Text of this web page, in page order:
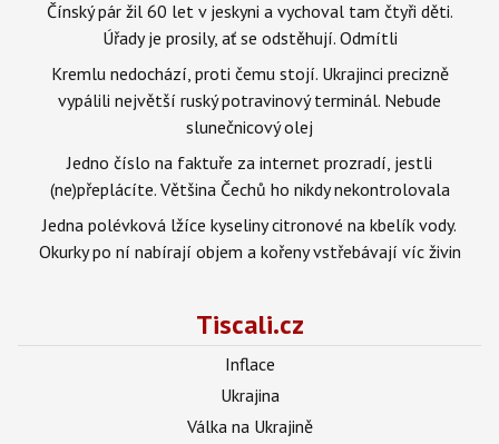
Čínský pár žil 60 let v jeskyni a vychoval tam čtyři děti.
Úřady je prosily, ať se odstěhují. Odmítli
Kremlu nedochází, proti čemu stojí. Ukrajinci precizně
vypálili největší ruský potravinový terminál. Nebude
slunečnicový olej
Jedno číslo na faktuře za internet prozradí, jestli
(ne)přeplácíte. Většina Čechů ho nikdy nekontrolovala
Jedna polévková lžíce kyseliny citronové na kbelík vody.
Okurky po ní nabírají objem a kořeny vstřebávají víc živin
Tiscali.cz
Inflace
Ukrajina
Válka na Ukrajině